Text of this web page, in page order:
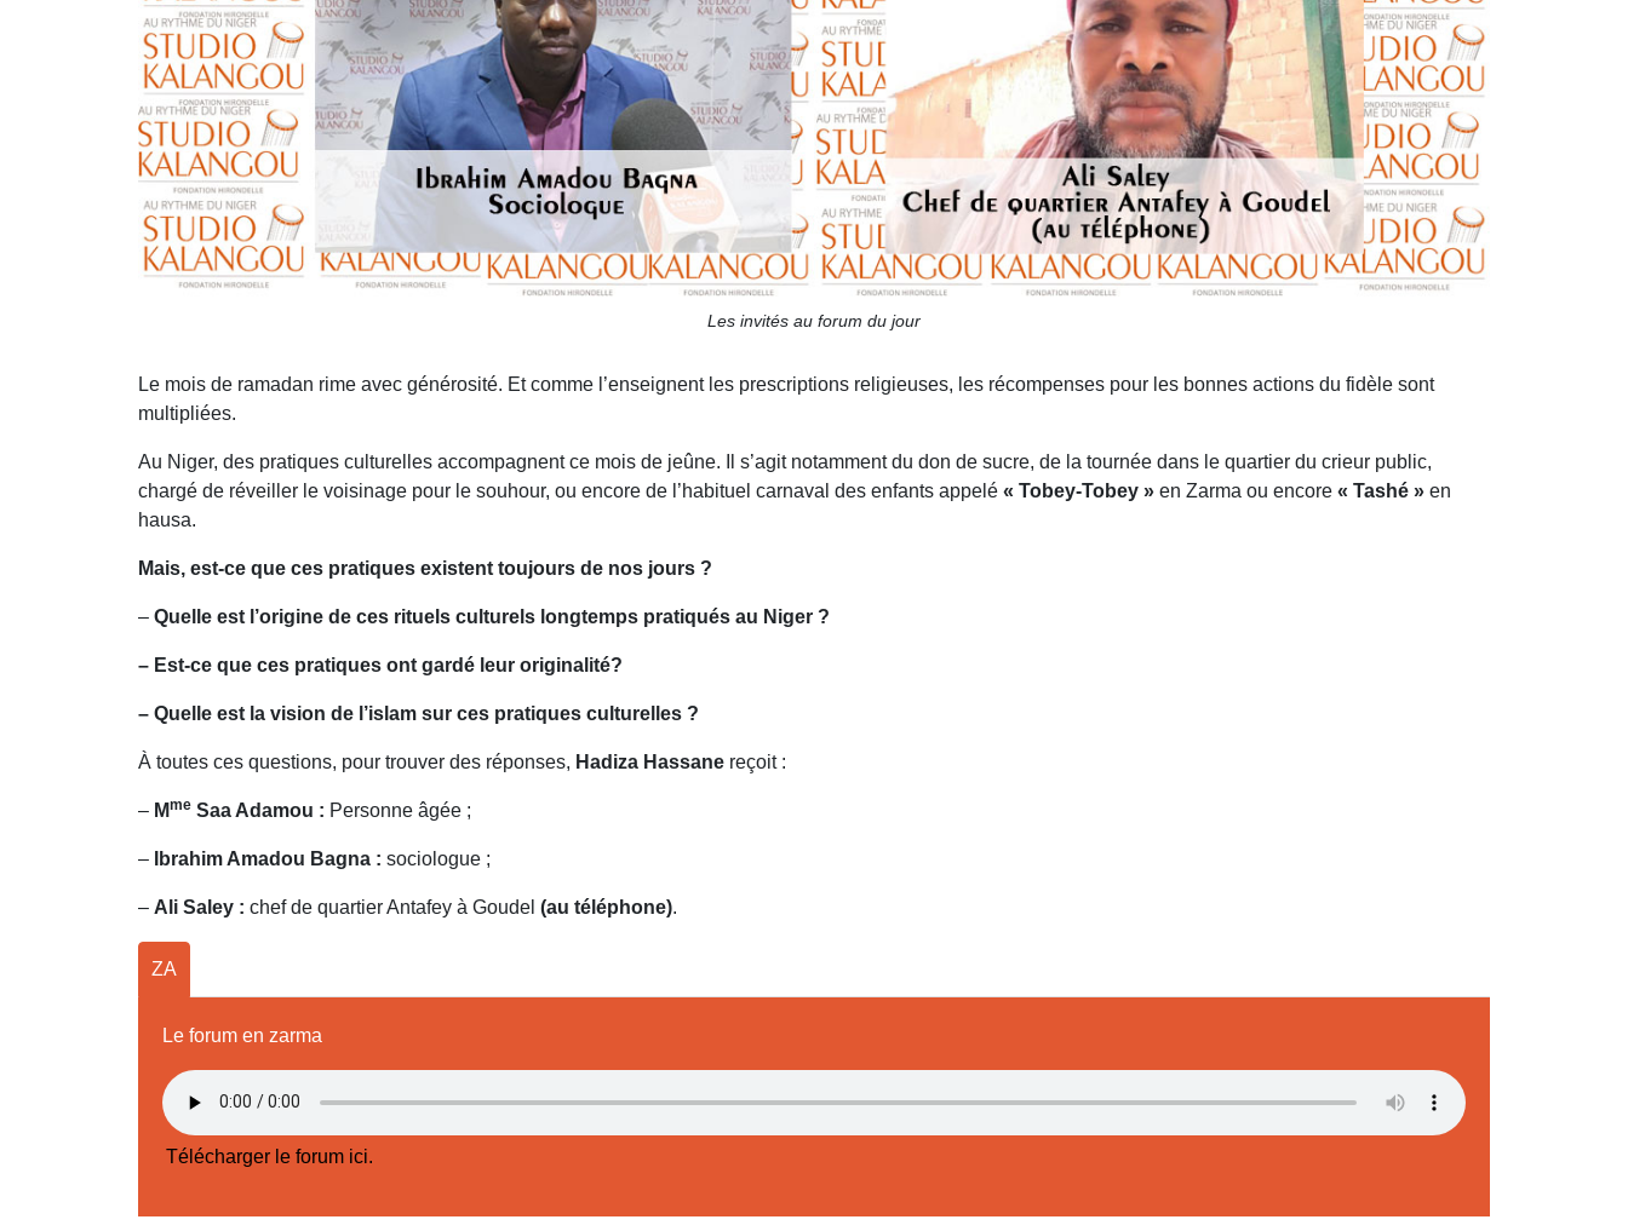
Les invités au forum du jour
Le mois de ramadan rime avec générosité. Et comme l’enseignent les prescriptions religieuses, les récompenses pour les bonnes actions du fidèle sont
multipliées.
Au Niger, des pratiques culturelles accompagnent ce mois de jeûne. Il s’agit notamment du don de sucre, de la tournée dans le quartier du crieur public,
chargé de réveiller le voisinage pour le souhour, ou encore de l’habituel carnaval des enfants appelé « Tobey-Tobey » en Zarma ou encore « Tashé » en
hausa.
Mais, est-ce que ces pratiques existent toujours de nos jours ?
– Quelle est l’origine de ces rituels culturels longtemps pratiqués au Niger ?
– Est-ce que ces pratiques ont gardé leur originalité?
– Quelle est la vision de l’islam sur ces pratiques culturelles ?
À toutes ces questions, pour trouver des réponses, Hadiza Hassane reçoit :
– Mme Saa Adamou : Personne âgée ;
– Ibrahim Amadou Bagna : sociologue ;
– Ali Saley : chef de quartier Antafey à Goudel (au téléphone).
ZA
Le forum en zarma
Télécharger le forum ici.